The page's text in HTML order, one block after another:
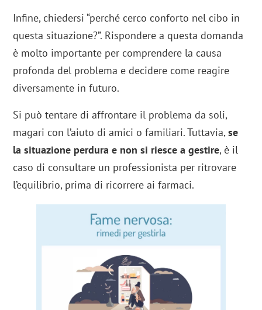
Infine, chiedersi “perché cerco conforto nel cibo in
questa situazione?”. Rispondere a questa domanda
è molto importante per comprendere la causa
profonda del problema e decidere come reagire
diversamente in futuro.
Si può tentare di affrontare il problema da soli,
magari con l’aiuto di amici o familiari. Tuttavia,se
la situazione perdura e non si riesce a gestire, è il
caso di consultare un professionista per ritrovare
l’equilibrio, prima di ricorrere ai farmaci.